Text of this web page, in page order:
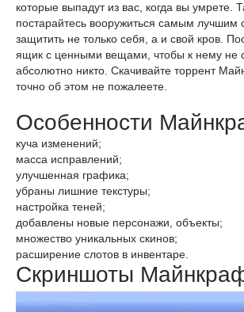
которые выпадут из вас, когда вы умрете.
постарайтесь вооружиться самым лучшим
защитить не только себя, а и свой кров.
ящик с ценными вещами, чтобы к нему не
абсолютно никто. Скачивайте торрент
точно об этом не пожалеете.
Особенности
куча изменений;
масса исправлений;
улучшенная графика;
убраны лишние текстуры;
настройка теней;
добавлены новые персонажи, объекты;
множество уникальных скинов;
расширение слотов в инвентаре.
Скриншоты